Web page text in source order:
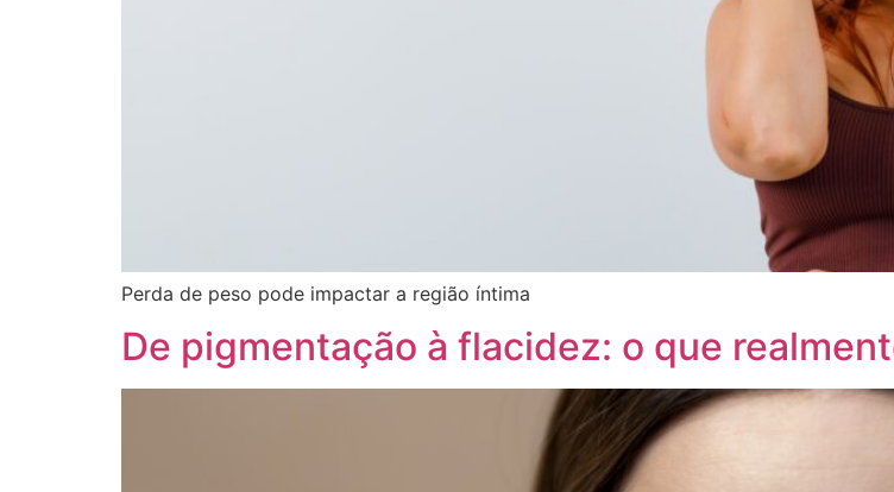
Perda de peso pode impactar a região íntima
De pigmentação à flacidez: o que